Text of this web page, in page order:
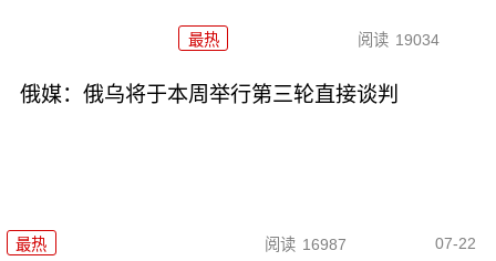
最热 阅读 19034
俄媒：俄乌将于本周举行第三轮直接谈判
最热 阅读 16987 07-22